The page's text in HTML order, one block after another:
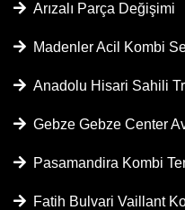
Arızalı Parça Değişimi
Madenler Acil Kombi
Anadolu Hisari Sahili
Gebze Gebze Center
Pasamandira Kombi
Fatih Bulvari Vaillant